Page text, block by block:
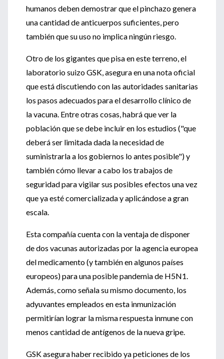
humanos deben demostrar que el pinchazo genera
una cantidad de anticuerpos suficientes, pero
también que su uso no implica ningún riesgo.
Otro de los gigantes que pisa en este terreno, el
laboratorio suizo GSK, asegura en una nota oficial
que está discutiendo con las autoridades sanitarias
los pasos adecuados para el desarrollo clínico de
la vacuna. Entre otras cosas, habrá que ver la
población que se debe incluir en los estudios ("que
deberá ser limitada dada la necesidad de
suministrarla a los gobiernos lo antes posible") y
también cómo llevar a cabo los trabajos de
seguridad para vigilar sus posibles efectos una vez
que ya esté comercializada y aplicándose a gran
escala.
Esta compañía cuenta con la ventaja de disponer
de dos vacunas autorizadas por la agencia europea
del medicamento (y también en algunos países
europeos) para una posible pandemia de H5N1.
Además, como señala su mismo documento, los
adyuvantes empleados en esta inmunización
permitirían lograr la misma respuesta inmune con
menos cantidad de antígenos de la nueva gripe.
GSK asegura haber recibido ya peticiones de los